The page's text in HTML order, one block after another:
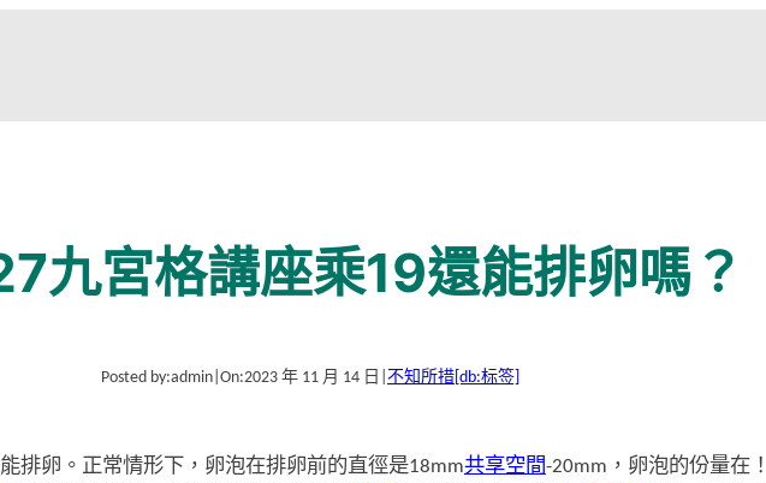
九宮格講座乘19還能排卵嗎？
Posted by:admin On:2023 年 11 月 14 日 不知所措 [db:标签]
排卵。正常情形下，卵泡在排卵前的直徑是18mm共享空間-20mm，卵泡的份量在